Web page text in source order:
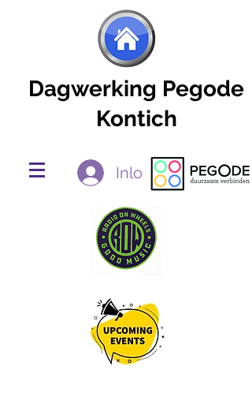
Dagwerking Pegode
Kontich
Inloggen